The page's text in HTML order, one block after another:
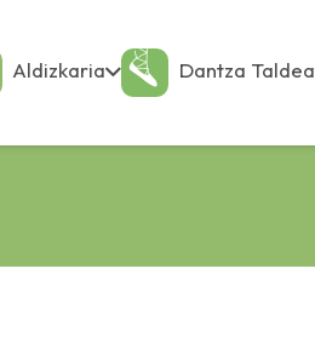
Aldizkaria Dantza Taldea